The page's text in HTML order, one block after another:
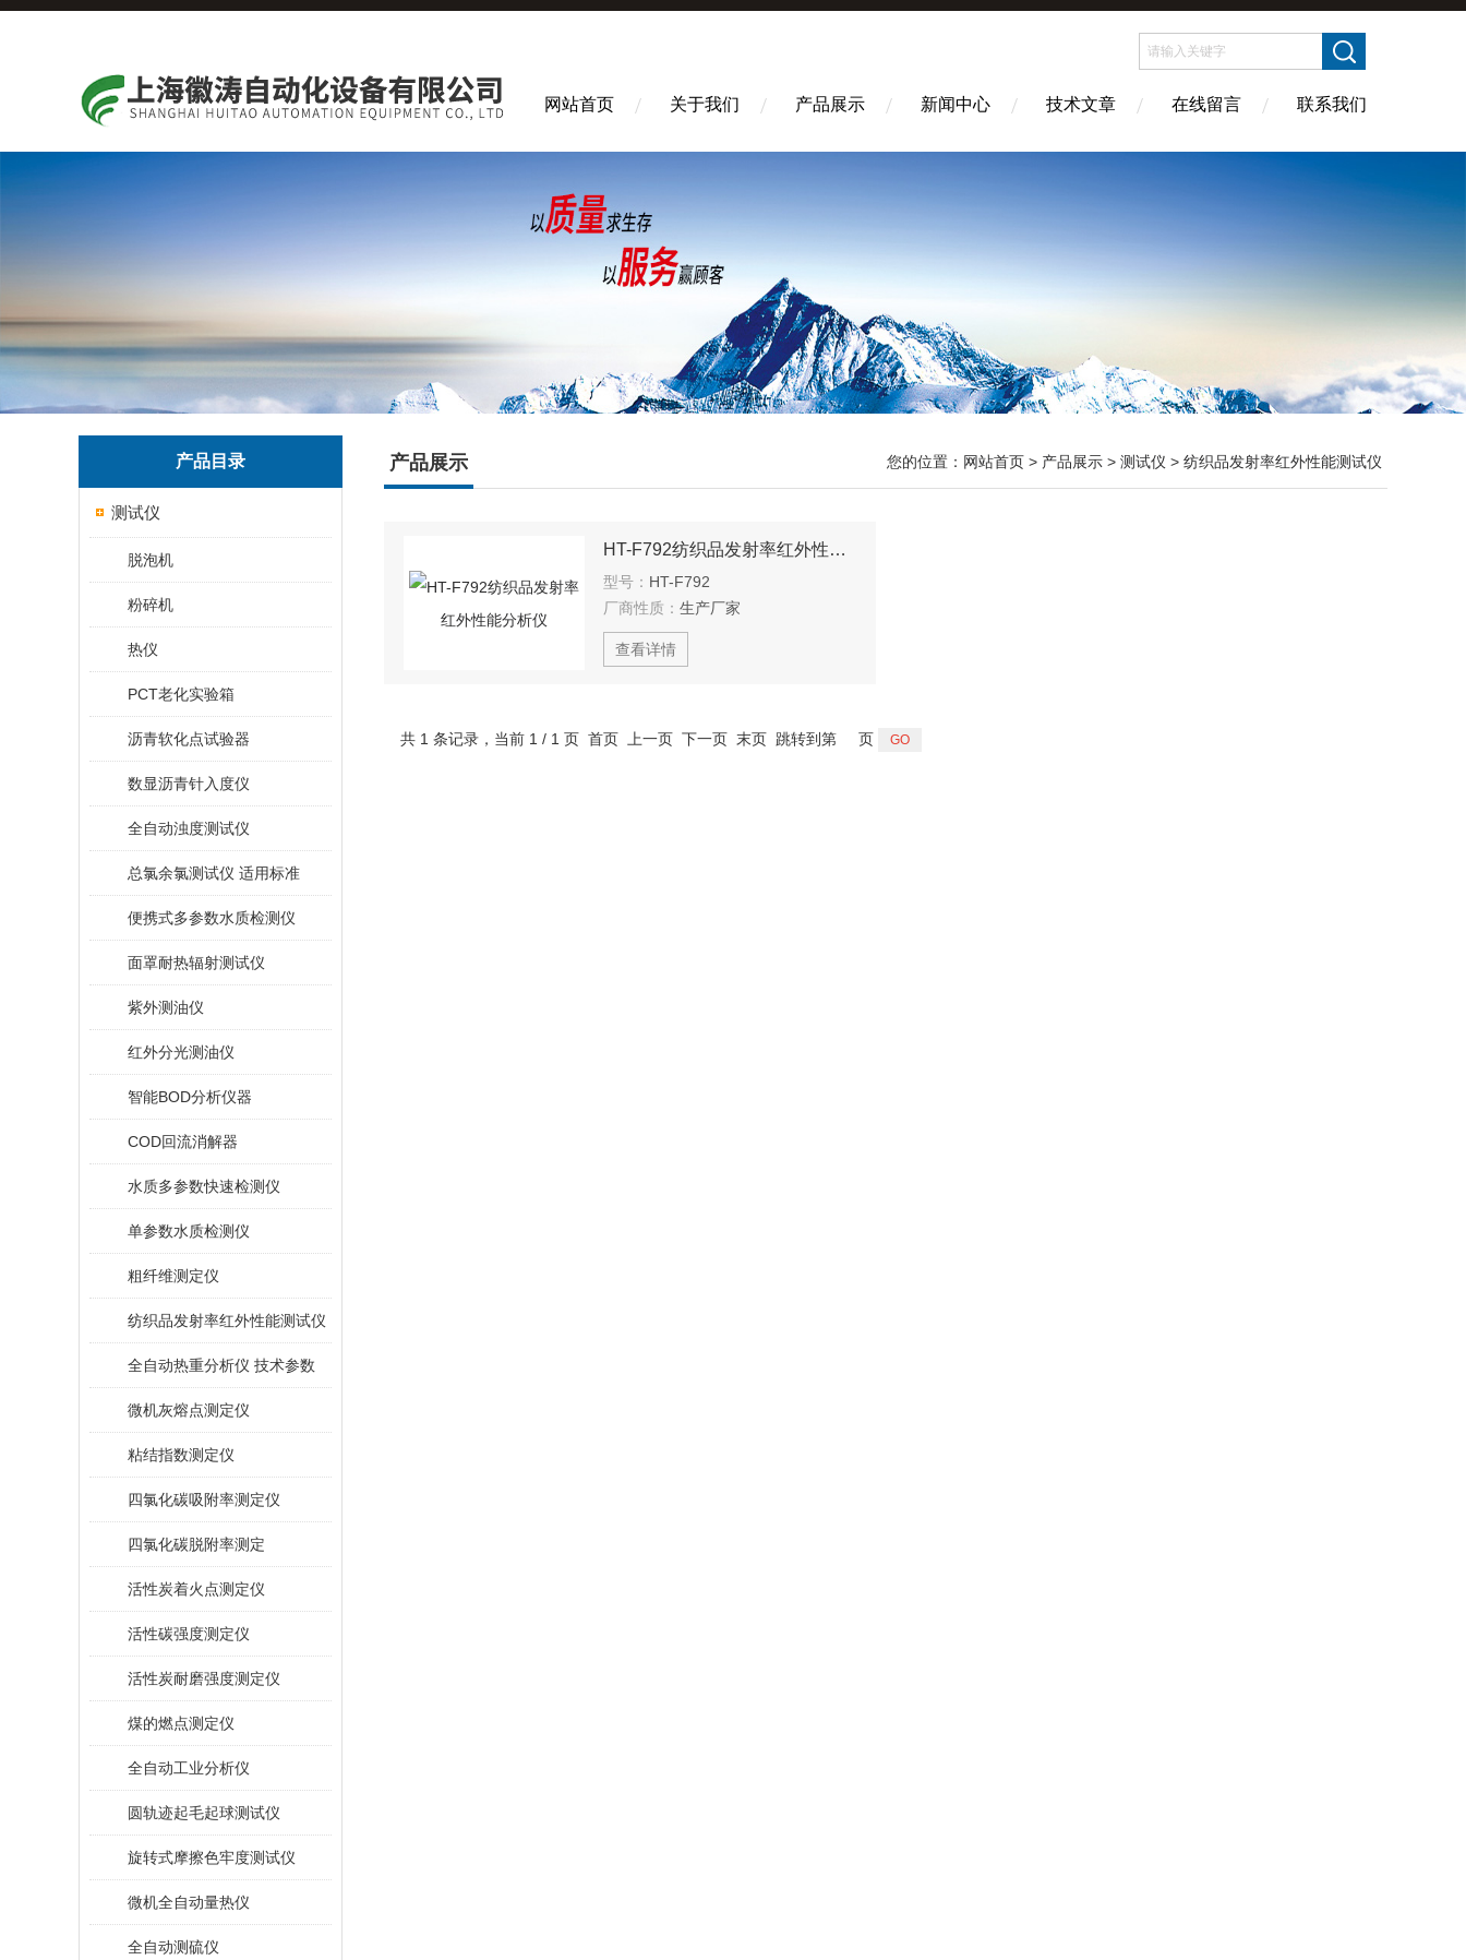
网站首页 关于我们 产品展示 新闻中心 技术文章 在线留言 联系我们
产品目录
测试仪
脱泡机
粉碎机
热仪
PCT老化实验箱
沥青软化点试验器
数显沥青针入度仪
全自动浊度测试仪
总氯余氯测试仪 适用标准
便携式多参数水质检测仪
面罩耐热辐射测试仪
紫外测油仪
红外分光测油仪
智能BOD分析仪器
COD回流消解器
水质多参数快速检测仪
单参数水质检测仪
粗纤维测定仪
纺织品发射率红外性能测试仪
全自动热重分析仪 技术参数
微机灰熔点测定仪
粘结指数测定仪
四氯化碳吸附率测定仪
四氯化碳脱附率测定
活性炭着火点测定仪
活性碳强度测定仪
活性炭耐磨强度测定仪
煤的燃点测定仪
全自动工业分析仪
圆轨迹起毛起球测试仪
旋转式摩擦色牢度测试仪
微机全自动量热仪
全自动测硫仪
产品展示 您的位置： 网站首页 > 产品展示 > 测试仪 > 纺织品发射率红外性能测试仪
HT-F792纺织品发射率红外性能分析仪
型号： HT-F792
厂商性质： 生产厂家
查看详情
共 1 条记录，当前 1 / 1 页 首页 上一页 下一页 末页 跳转到第 页